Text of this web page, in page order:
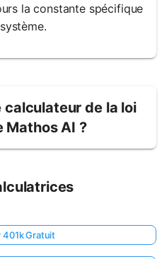
la constante spécifique
de la loi
Mathos AI ?
401k Gratuit